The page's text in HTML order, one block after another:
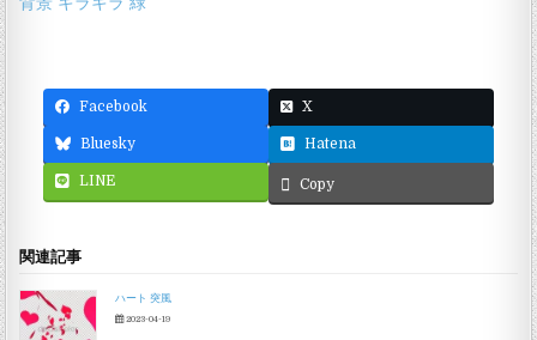
Facebook X
Bluesky Hatena
LINE Copy
関連記事
ハート 突風
2023-04-19